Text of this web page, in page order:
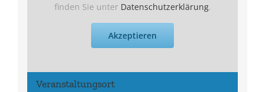
Veranstaltungsort
finden Sie unter Datenschutzerklärung.
Akzeptieren